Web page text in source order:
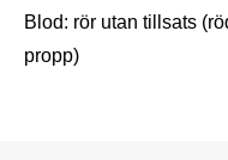
Blod: rör utan tillsats
propp)